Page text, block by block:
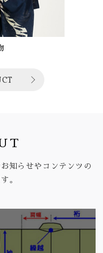
知らせやコンテンツの
。